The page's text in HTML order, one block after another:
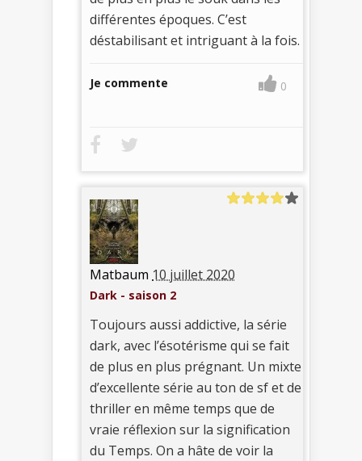
différentes époques. C’est
déstabilisant et intriguant à la fois.
Je commente 0
Matbaum 10 juillet 2020
Dark - saison 2
Toujours aussi addictive, la série
dark, avec l’ésotérisme qui se fait
de plus en plus prégnant. Un mixte
d’excellente série au ton de sf et de
thriller en même temps que de
vraie réflexion sur la signification
du Temps. On a hâte de voir la